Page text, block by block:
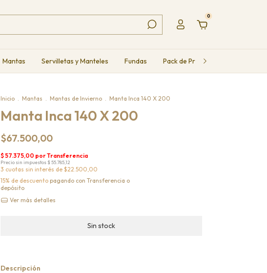
0
Mantas Servilletas y Manteles Fundas Pack de Productos
Inicio . Mantas . Mantas de Invierno . Manta Inca 140 X 200
Manta Inca 140 X 200
$67.500,00
3 cuotas sin interés de $22.500,00
15% de descuento pagando con Transferencia o
depósito
Ver más detalles
Descripción